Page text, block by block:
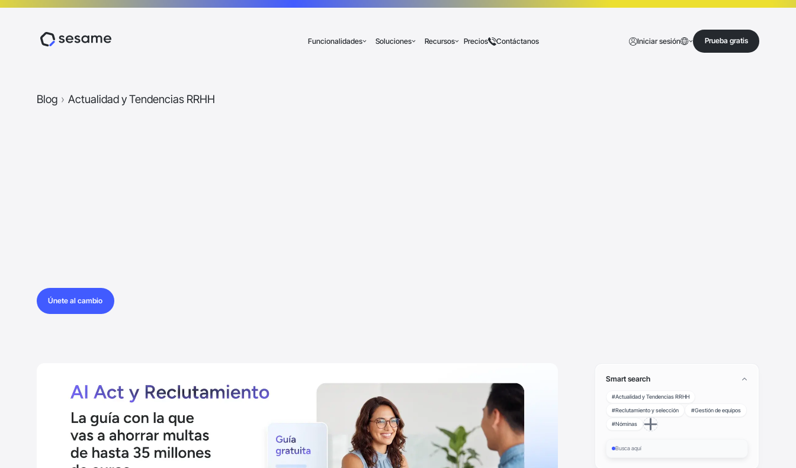
Funcionalidades Soluciones Recursos Precios Contáctanos Iniciar sesión
Prueba gratis
Blog › Actualidad y Tendencias RRHH
Únete al cambio
Únete al cambio
Smart search
#Actualidad y Tendencias RRHH
#Reclutamiento y selección #Gestión de equipos
#Nóminas